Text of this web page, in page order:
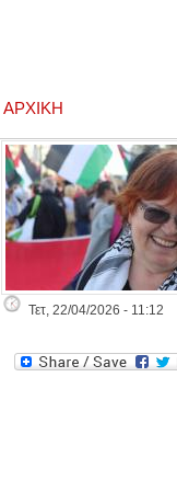
ΑΡΧΙΚΉ
Τετ, 22/04/2026 - 11:12